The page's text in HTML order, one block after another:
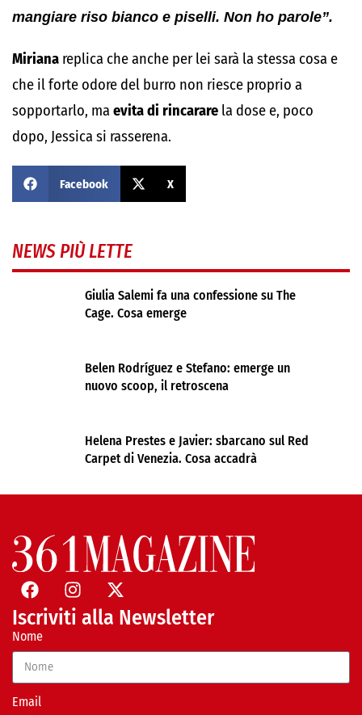
mangiare riso bianco e piselli. Non ho parole”.
Miriana replica che anche per lei sarà la stessa cosa e
che il forte odore del burro non riesce proprio a
sopportarlo, ma evita di rincarare la dose e, poco
dopo, Jessica si rasserena.
Facebook X
NEWS PIÙ LETTE
Giulia Salemi fa una confessione su The
Cage. Cosa emerge
Belen Rodríguez e Stefano: emerge un
nuovo scoop, il retroscena
Helena Prestes e Javier: sbarcano sul Red
Carpet di Venezia. Cosa accadrà
Iscriviti alla Newsletter
Nome
Email